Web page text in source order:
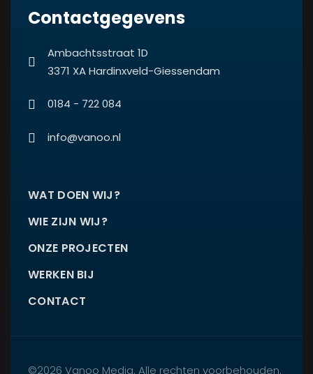
Contactgegevens
Ambachtsstraat 1D
3371 XA Hardinxveld-Giessendam
0184 - 722 084
info@vanoo.nl
WAT DOEN WIJ?
WIE ZIJN WIJ?
ONZE PROJECTEN
WERKEN BIJ
CONTACT
©2026 Vanoo Media. Alle rechten voorbehouden.